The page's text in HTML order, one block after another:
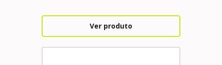
Ver produto